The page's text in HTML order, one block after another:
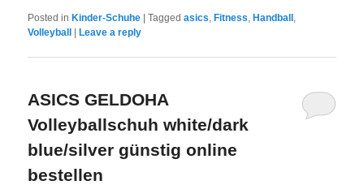
Posted in Kinder-Schuhe |Tagged asics ,Fitness ,Handball
Volleyball |Leave a reply
ASICS GELDOHA
Volleyballschuh white/dark
blue/silver günstig online
bestellen